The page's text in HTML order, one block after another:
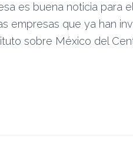
es buena noticia para
empresas que ya han
sobre México del